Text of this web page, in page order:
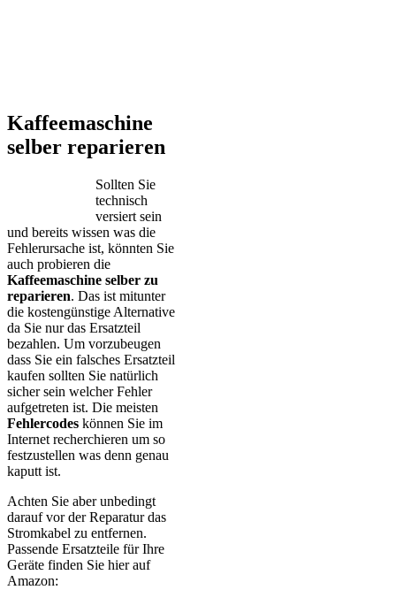
Kaffeemaschine
selber reparieren
Sollten Sie
technisch
versiert sein
und bereits wissen was die
Fehlerursache ist, könnten Sie
auch probieren die
Kaffeemaschine selber zu
reparieren. Das ist mitunter
die kostengünstige Alternative
da Sie nur das Ersatzteil
bezahlen. Um vorzubeugen
dass Sie ein falsches Ersatzteil
kaufen sollten Sie natürlich
sicher sein welcher Fehler
aufgetreten ist. Die meisten
Fehlercodes können Sie im
Internet recherchieren um so
festzustellen was denn genau
kaputt ist.
Achten Sie aber unbedingt
darauf vor der Reparatur das
Stromkabel zu entfernen.
Passende Ersatzteile für Ihre
Geräte finden Sie hier auf
Amazon: